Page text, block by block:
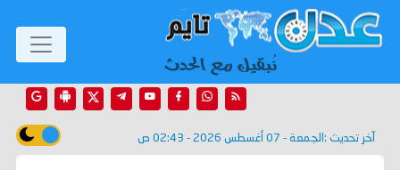
آخر تحديث : الجمعة - 07 أغسطس 2026 - 02:43 ص